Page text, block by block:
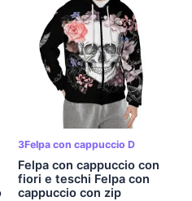
3Felpa con cappuccio D
Felpa con cappuccio con
fiori e teschi Felpa con
cappuccio con zip